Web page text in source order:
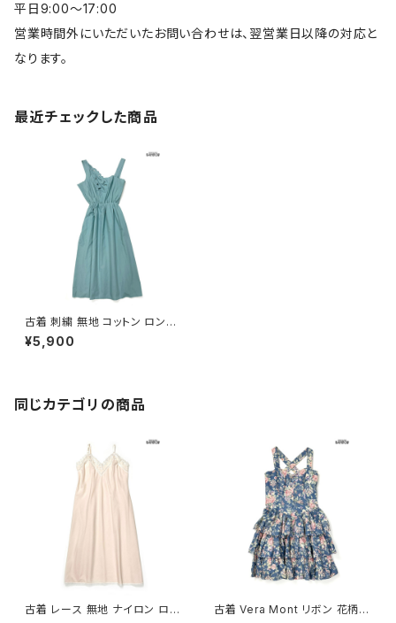
平日9:00～17:00
営業時間外にいただいたお問い合わせは、翌営業日以降の対応と
なります。
最近チェックした商品
古着 刺繍 無地 コットン ロング
丈 キャミソール ワンピース くす
み 緑 (otu2504095)
¥5,900
同じカテゴリの商品
古着 レース 無地 ナイロン ロン
古着 Vera Mont リボン 花柄